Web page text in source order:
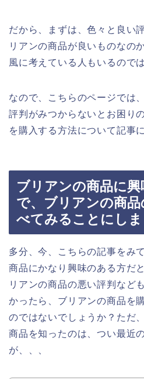
だから、まずは、色々と良い
リアンの商品が良いものなの
風に考えている人もいるので
なので、こちらのページでは
評判がみつからないとお困り
を購入する方法について記事
ブリアンの商品に
で、ブリアンの商
べてみることにしま
多分、今、こちらの記事をみ
商品にかなり興味のある方だ
リアンの商品の悪い評判など
かったら、ブリアンの商品を
のではないでしょうか？ただ
商品を知ったのは、つい最近
が、、、